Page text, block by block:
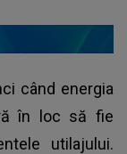
când energia
în loc să fie
utilajului.